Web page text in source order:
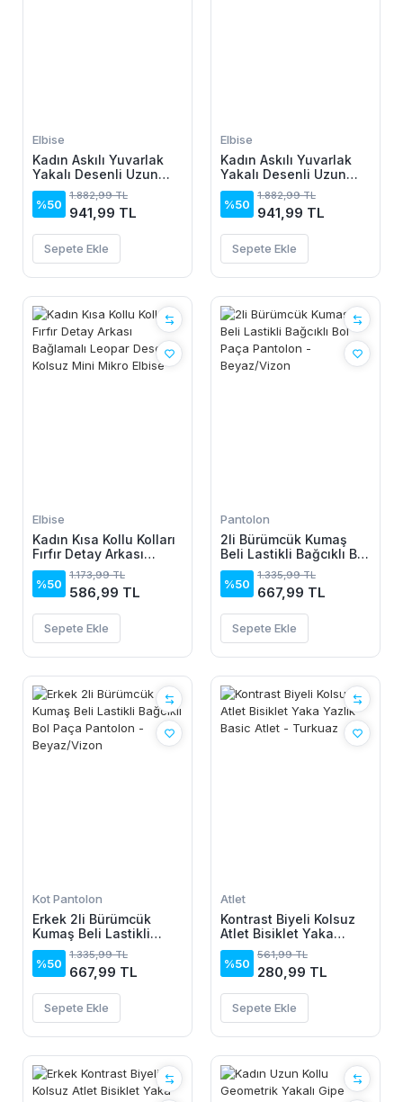
Elbise
Kadın Askılı Yuvarlak
Yakalı Desenli Uzun
Süprem Elbise
%50
1.882,99 TL
941,99 TL
Sepete Ekle
Elbise
Kadın Askılı Yuvarlak
Yakalı Desenli Uzun
Süprem Elbise
%50
1.882,99 TL
941,99 TL
Sepete Ekle
Elbise
Kadın Kısa Kollu Kolları
Fırfır Detay Arkası
Bağlamalı Leopar
Desen Kolsuz Mini
Mikro Elbise
%50
1.173,99 TL
586,99 TL
Sepete Ekle
Pantolon
2li Bürümcük Kumaş
Beli Lastikli Bağcıklı Bol
Paça Pantolon -
Beyaz/Vizon
%50
1.335,99 TL
667,99 TL
Sepete Ekle
Kot Pantolon
Erkek 2li Bürümcük
Kumaş Beli Lastikli
Bağcıklı Bol Paça
Pantolon - Beyaz/Vizon
%50
1.335,99 TL
667,99 TL
Sepete Ekle
Atlet
Kontrast Biyeli Kolsuz
Atlet Bisiklet Yaka
Yazlık Basic Atlet -
Turkuaz
%50
561,99 TL
280,99 TL
Sepete Ekle